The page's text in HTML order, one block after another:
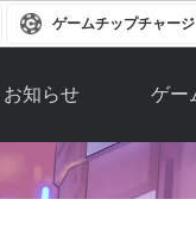
ゲームチップチャージ
お知らせ
お知らせ一覧
ゲー
ソウ